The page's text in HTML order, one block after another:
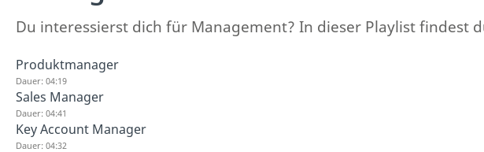
Du interessierst dich für Management? In dieser Playlist findest
Produktmanager
Dauer: 04:19
Sales Manager
Dauer: 04:41
Key Account Manager
Dauer: 04:32